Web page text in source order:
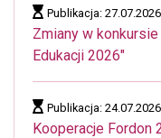
Publikacja:
Zmiany w
Edukacji 2026"
Publikacja:
Kooperacje Fordon